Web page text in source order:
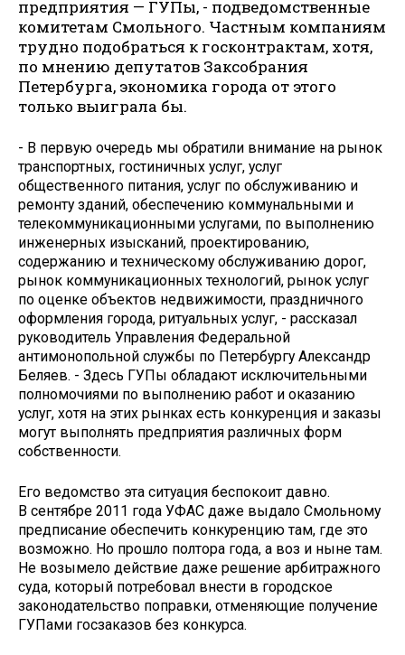
предприятия — ГУПы, - подведомственные
комитетам Смольного. Частным компаниям
трудно подобраться к госконтрактам, хотя,
по мнению депутатов Заксобрания
Петербурга, экономика города от этого
только выиграла бы.
- В первую очередь мы обратили внимание на рынок
транспортных, гостиничных услуг, услуг
общественного питания, услуг по обслуживанию и
ремонту зданий, обеспечению коммунальными и
телекоммуникационными услугами, по выполнению
инженерных изысканий, проектированию,
содержанию и техническому обслуживанию дорог,
рынок коммуникационных технологий, рынок услуг
по оценке объектов недвижимости, праздничного
оформления города, ритуальных услуг, - рассказал
руководитель Управления Федеральной
антимонопольной службы по Петербургу Александр
Беляев. - Здесь ГУПы обладают исключительными
полномочиями по выполнению работ и оказанию
услуг, хотя на этих рынках есть конкуренция и заказы
могут выполнять предприятия различных форм
собственности.
Его ведомство эта ситуация беспокоит давно.
В сентябре 2011 года УФАС даже выдало Смольному
предписание обеспечить конкуренцию там, где это
возможно. Но прошло полтора года, а воз и ныне там.
Не возымело действие даже решение арбитражного
суда, который потребовал внести в городское
законодательство поправки, отменяющие получение
ГУПами госзаказов без конкурса.